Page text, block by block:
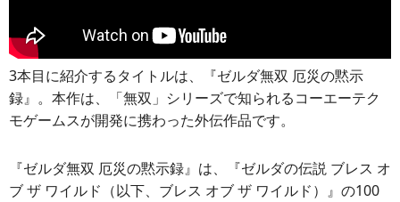
3本目に紹介するタイトルは、『ゼルダ無双 厄災の黙示
録』。本作は、「無双」シリーズで知られるコーエーテク
モゲームスが開発に携わった外伝作品です。
『ゼルダ無双 厄災の黙示録』は、『ゼルダの伝説 ブレス オ
ブ ザ ワイルド（以下、ブレス オブ ザ ワイルド）』の100